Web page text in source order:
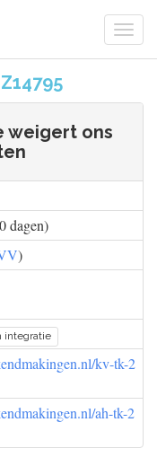
weigert ons
dagen)
)
integratie
kv-tk-2
ah-tk-2